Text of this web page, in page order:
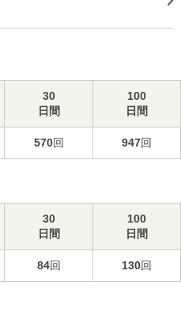
30
日間
100
日間
570回 947回
30
日間
100
日間
84回 130回